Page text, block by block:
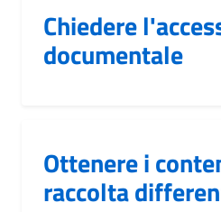
Chiedere
documentale
Ottenere i
raccolta